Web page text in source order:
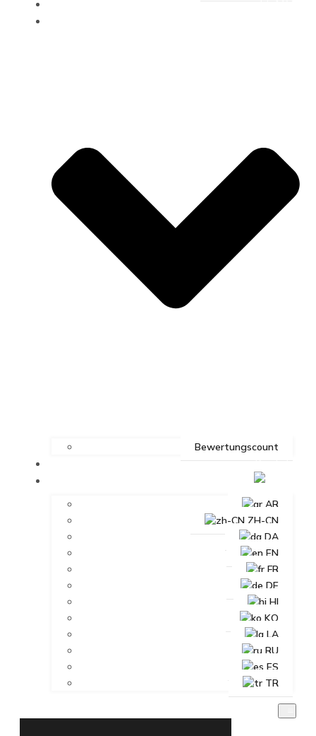
FEAST
Bewertungscount
Kontakt
AR
ZH-CN
DA
EN
FR
DE
HI
KO
LA
RU
ES
TR